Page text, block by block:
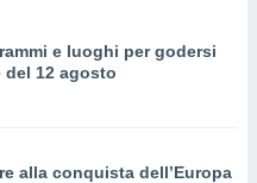
e luoghi per godersi
12 agosto
alla conquista dell’Europa